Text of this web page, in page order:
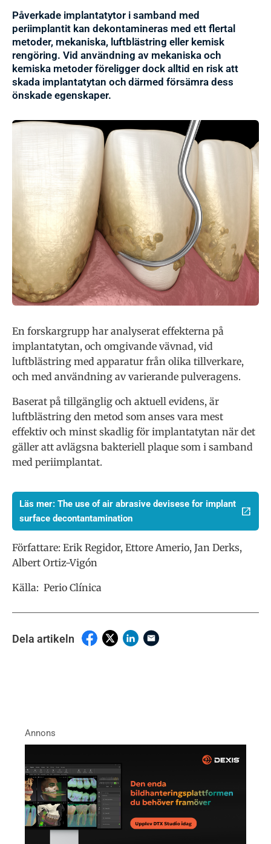
Påverkade implantatytor i samband med
periimplantit kan dekontamineras med ett flertal
metoder, mekaniska, luftblästring eller kemisk
rengöring. Vid användning av mekaniska och
kemiska metoder föreligger dock alltid en risk att
skada implantatytan och därmed försämra dess
önskade egenskaper.
En forskargrupp har analyserat effekterna på
implantatytan, och omgivande vävnad, vid
luftblästring med apparatur från olika tillverkare,
och med användning av varierande pulveragens.
Baserat på tillgänglig och aktuell evidens, är
luftblästring den metod som anses vara mest
effektiv och minst skadlig för implantatytan när det
gäller att avlägsna bakteriell plaque som i samband
med periimplantat.
Läs mer: The use of air abrasive devisese for implant
surface decontantamination
Författare: Erik Regidor, Ettore Amerio, Jan Derks,
Albert Ortiz-Vigón
Källa: Perio Clínica
Dela artikeln